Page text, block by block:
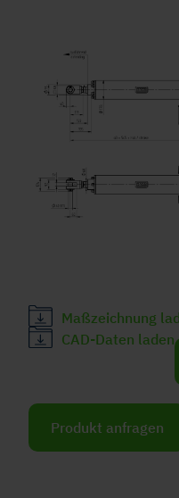
Maßzeichnung
CAD-Daten laden
Produkt anfragen